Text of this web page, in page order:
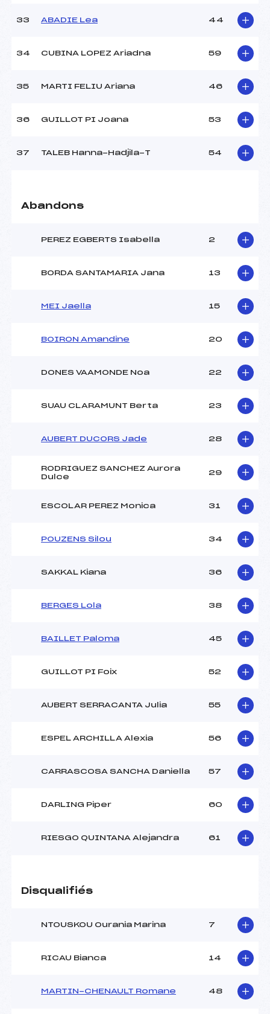
33 ABADIE Lea 44
34 CUBINA LOPEZ Ariadna 59
35 MARTI FELIU Ariana 46
36 GUILLOT PI Joana 53
37 TALEB Hanna-Hadjila-T 54
Abandons
PEREZ EGBERTS Isabella 2
BORDA SANTAMARIA Jana 13
MEI Jaella 15
BOIRON Amandine 20
DONES VAAMONDE Noa 22
SUAU CLARAMUNT Berta 23
AUBERT DUCORS Jade 28
RODRIGUEZ SANCHEZ Aurora
Dulce
29
ESCOLAR PEREZ Monica 31
POUZENS Silou 34
SAKKAL Kiana 36
BERGES Lola 38
BAILLET Paloma 45
GUILLOT PI Foix 52
AUBERT SERRACANTA Julia 55
ESPEL ARCHILLA Alexia 56
CARRASCOSA SANCHA Daniella 57
DARLING Piper 60
RIESGO QUINTANA Alejandra 61
Disqualifiés
NTOUSKOU Ourania Marina 7
RICAU Bianca 14
MARTIN-CHENAULT Romane 48